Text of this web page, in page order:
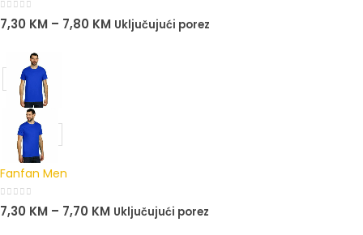
0out of 5
7,30 KM – 7,80 KM Uključujući porez
Fanfan Men
0out of 5
7,30 KM – 7,70 KM Uključujući porez